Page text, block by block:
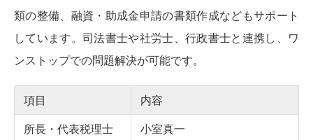
類の整備、融資・助成金申請の書類作成などもサポート
しています。司法書士や社労士、行政書士と連携し、ワ
ンストップでの問題解決が可能です。
項目 内容
所長・代表税理士 小室真一